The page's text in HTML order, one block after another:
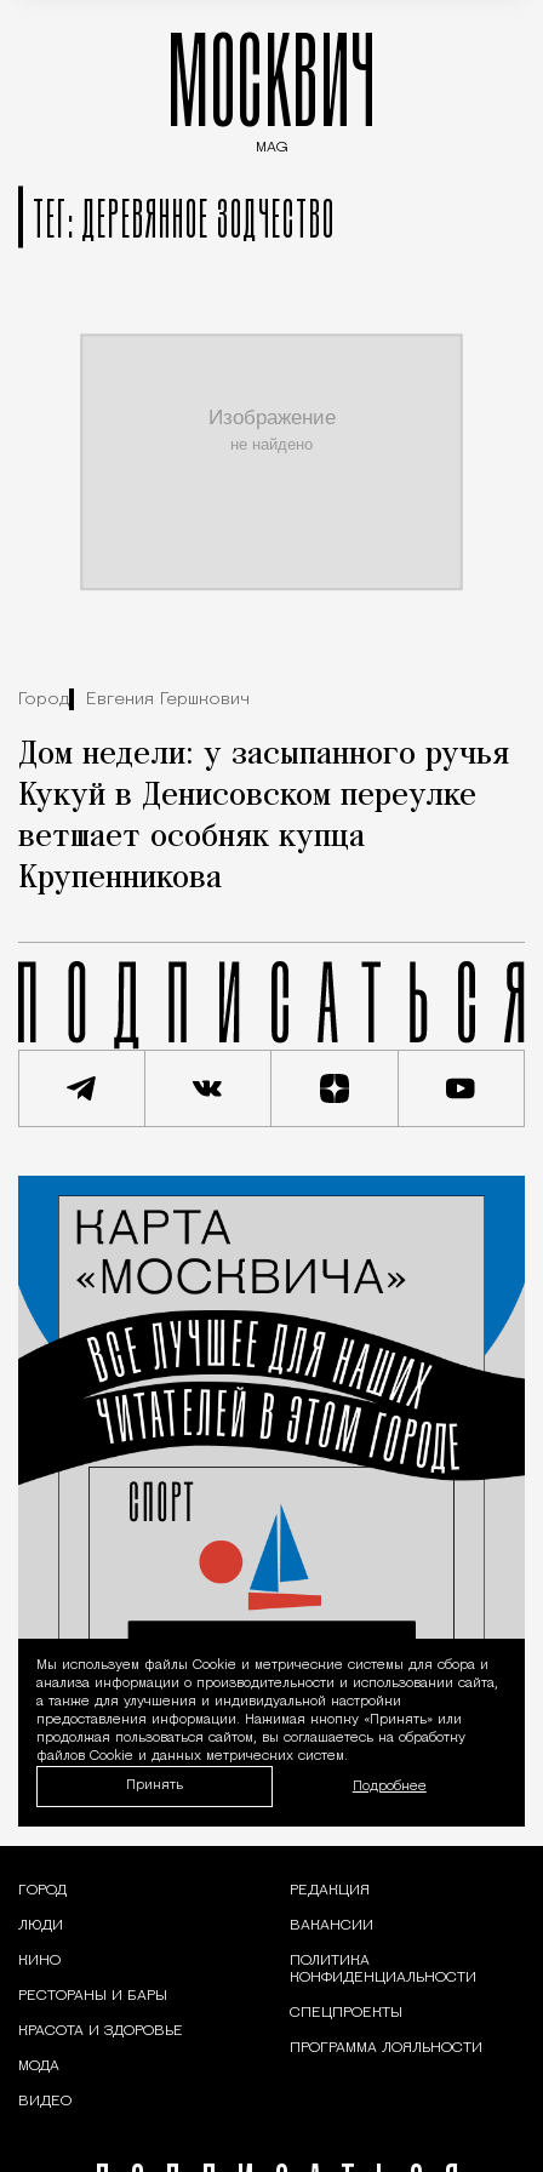
МОСКВИЧ
MAG
ТЕГ: ДЕРЕВЯННОЕ ЗОДЧЕСТВО
Город Евгения Гершкович
Дом недели: у засыпанного ручья
Кукуй в Денисовском переулке
ветшает особняк купца
Крупенникова
Уведомление
Мы используем файлы Сookie и метрические системы для сбора и
анализа информации о производительности и использовании сайта,
а также для улучшения и индивидуальной настройки
предоставления информации. Нажимая кнопку «Принять» или
продолжая пользоваться сайтом, вы соглашаетесь на обработку
файлов Cookie и данных метрических систем.
Принять Подробнее
ГОРОД
ЛЮДИ
КИНО
РЕСТОРАНЫ И БАРЫ
КРАСОТА И ЗДОРОВЬЕ
МОДА
ВИДЕО
РЕДАКЦИЯ
ВАКАНСИИ
ПОЛИТИКА
КОНФИДЕНЦИАЛЬНОСТИ
СПЕЦПРОЕКТЫ
ПРОГРАММА ЛОЯЛЬНОСТИ